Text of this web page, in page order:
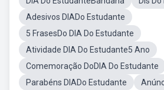
Adesivos DIADo Estudante
5 FrasesDo DIA Do Estudante
Atividade DIA Do Estudante5 Ano
Comemoração DoDIA Do Estudante
Parabéns DIADo Estudante